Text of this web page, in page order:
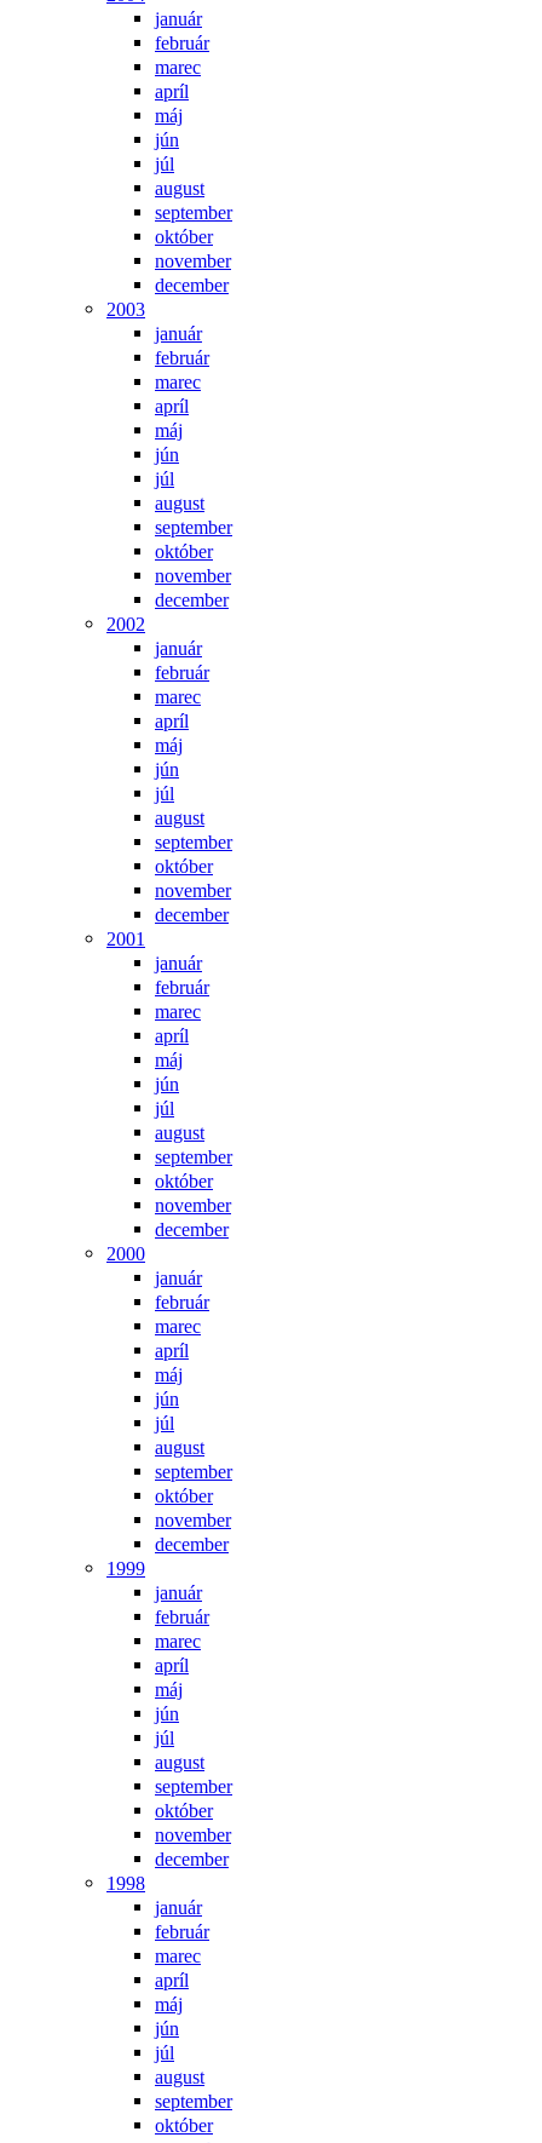
január
február
marec
apríl
máj
jún
júl
august
september
október
november
december
2003
január
február
marec
apríl
máj
jún
júl
august
september
október
november
december
2002
január
február
marec
apríl
máj
jún
júl
august
september
október
november
december
2001
január
február
marec
apríl
máj
jún
júl
august
september
október
november
december
2000
január
február
marec
apríl
máj
jún
júl
august
september
október
november
december
1999
január
február
marec
apríl
máj
jún
júl
august
september
október
november
december
1998
január
február
marec
apríl
máj
jún
júl
august
september
október